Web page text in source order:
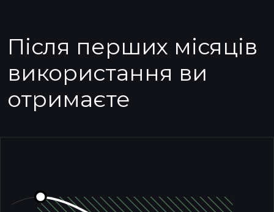
Після перших місяців
використання ви
отримаєте